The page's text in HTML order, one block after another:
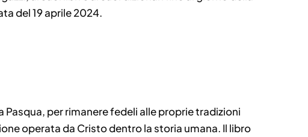
del 19 aprile 2024.
per rimanere fedeli alle proprie tradizioni
operata da Cristo dentro la storia umana. Il libro